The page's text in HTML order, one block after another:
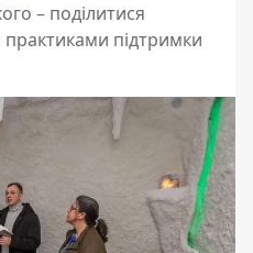
– поділитися
підтримки